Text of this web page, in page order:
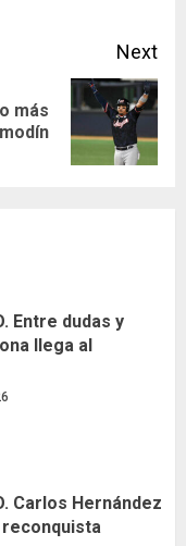
Next
más
Entre dudas y
llega al
Carlos Hernández
reconquista